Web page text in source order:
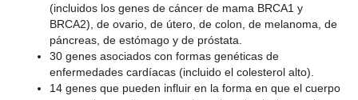
(incluidos los genes de cáncer de mama BRCA1 y
BRCA2), de ovario, de útero, de colon, de melanoma, de
páncreas, de estómago y de próstata.
30 genes asociados con formas genéticas de
enfermedades cardíacas (incluido el colesterol alto).
14 genes que pueden influir en la forma en que el cuerpo